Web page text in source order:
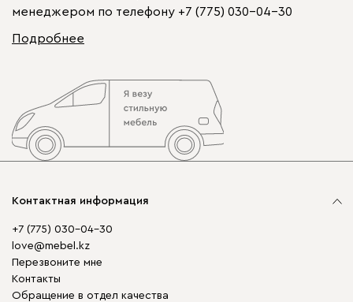
менеджером по телефону +7 (775) 030-04-30
Подробнее
Контактная информация
+7 (775) 030-04-30
love@mebel.kz
Перезвоните мне
Контакты
Обращение в отдел качества